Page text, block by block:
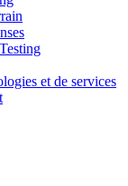
et de services